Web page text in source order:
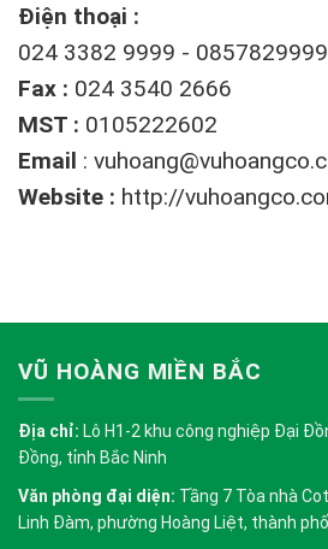
Điện thoại :
024 3382 9999 - 0857829999
Fax : 024 3540 2666
MST : 0105222602
Email :
Website : http://
VŨ HOÀNG MIỀN BẮC
Địa chỉ: Lô H1-2 khu công nghiệp Đại
Đồng, tỉnh Bắc Ninh
Văn phòng đại diện: Tầng 7 Tòa nhà
Linh Đàm, phường Hoàng Liệt, thành phố